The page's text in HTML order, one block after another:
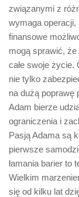
związanymi z
wymaga
finansowe
mogą sprawić, że
całe swoje życie.
nie tylko
na dużą poprawę
Adam bierze
ograniczenia i
Pasją Adama są
pierwsze
łamania barier to
Wielkim
się od kilku lat